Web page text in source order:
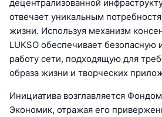
децентрализованной
отвечает уникальным
жизни. Используя механизм
LUKSO обеспечивает безопасную
работу сети, подходящую для
образа жизни и творческих
Инициатива возглавляется
Экономик, отражая его